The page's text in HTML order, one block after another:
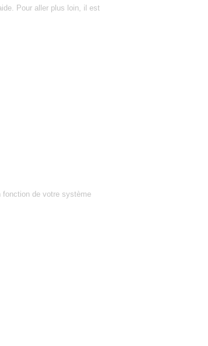
Pour aller plus loin, il est
fonction de votre système